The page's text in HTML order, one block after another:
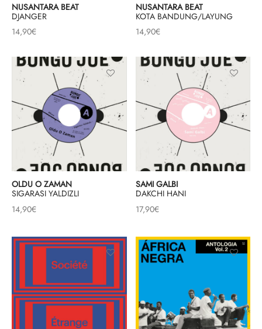
NUSANTARA BEAT
DJANGER
14,90€
NUSANTARA BEAT
KOTA BANDUNG/LAYUNG
14,90€
OLDU O ZAMAN
SIGARASI YALDIZLI
14,90€
SAMI GALBI
DAKCHI HANI
17,90€